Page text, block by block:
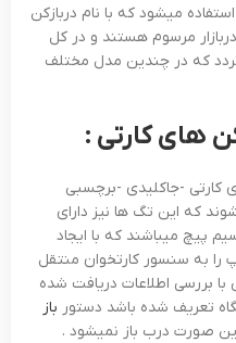
استفاده میشود که با نام دربازکن
مرسوم هستند و در کل
که در چندین مدل مختلف
های کارتی :
کارتی -جاکلیدی -برچسبی
که این تگ ها نیز دارای
پیچ میباشند که با ایجاد
به سنسور کارتخوان منتقل
با بررسی اطلاعات دریافت شده
تعریف شده باشد دستور باز
صورت درب باز نمیشود .